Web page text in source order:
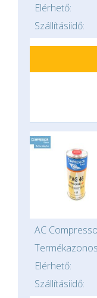
Elérhető:
Szállításiidő:
AC
Elérhető:
Szállításiidő: